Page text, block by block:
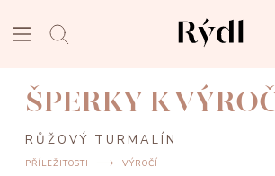
ŠPERKY K
RŮŽOVÝ TURMALÍN
PŘÍLEŽITOSTI VÝROČÍ